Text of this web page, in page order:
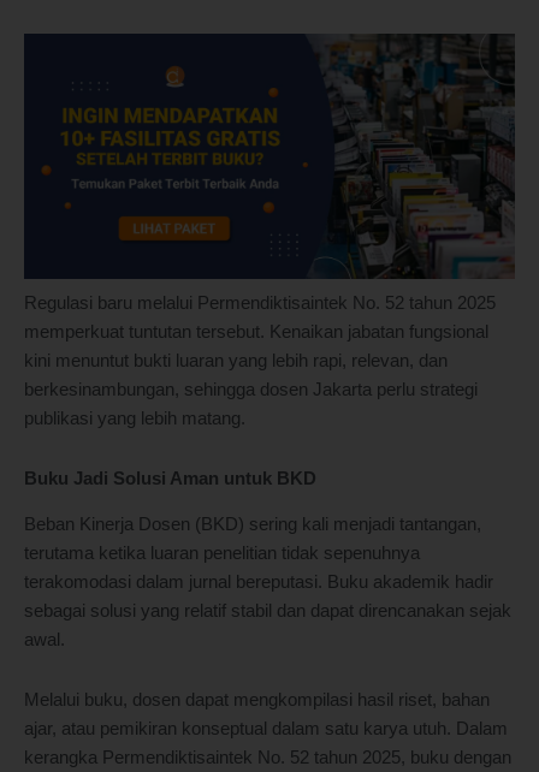
Regulasi baru melalui Permendiktisaintek No. 52 tahun 2025
memperkuat tuntutan tersebut. Kenaikan jabatan fungsional
kini menuntut bukti luaran yang lebih rapi, relevan, dan
berkesinambungan, sehingga dosen Jakarta perlu strategi
publikasi yang lebih matang.
Buku Jadi Solusi Aman untuk BKD
Beban Kinerja Dosen (BKD) sering kali menjadi tantangan,
terutama ketika luaran penelitian tidak sepenuhnya
terakomodasi dalam jurnal bereputasi. Buku akademik hadir
sebagai solusi yang relatif stabil dan dapat direncanakan sejak
awal.
Melalui buku, dosen dapat mengkompilasi hasil riset, bahan
ajar, atau pemikiran konseptual dalam satu karya utuh. Dalam
kerangka Permendiktisaintek No. 52 tahun 2025, buku dengan